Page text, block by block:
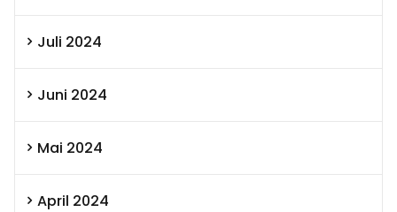
Juli 2024
Juni 2024
Mai 2024
April 2024